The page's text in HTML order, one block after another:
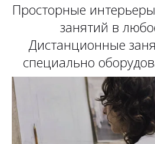
Просторные
занятий в
Дистанционные
специально